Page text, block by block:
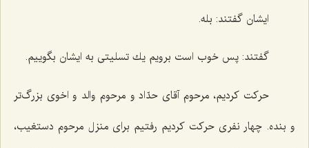
ایشان گفتند: بله.
گفتند: پس خوب است برویم یك تسلیتی به ایشان بگوییم.
حركت كردیم، مرحوم آقای حدّاد و مرحوم والد و اخوی بزرگ‌تر
و بنده. چهار نفری حركت كردیم رفتیم برای منزل مرحوم دستغیب،